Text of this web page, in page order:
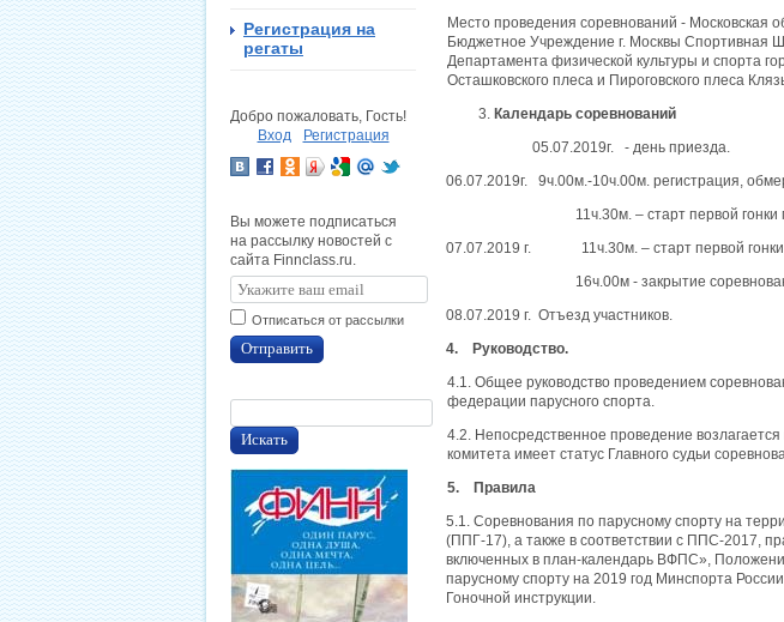
Место проведения соревнований - Московская
Бюджетное Учреждение г. Москвы Спортивная
Департамента физической культуры и спорта
Осташковского плеса и Пироговского плеса
Календарь соревнований
05.07.2019г. - день приезда.
06.07.2019г. 9ч.00м.-10ч.00м. регистрация,
11ч.30м. – старт первой гонки
07.07.2019 г. 11ч.30м. – старт первой гонки
16ч.00м - закрытие
08.07.2019 г. Отъезд участников.
4.
Руководство.
4.1. Общее руководство проведением
федерации парусного спорта.
4.2. Непосредственное проведение
комитета имеет статус Главного судьи
5. Правила
5.1. Соревнования по парусному спорту на
(ППГ-17), а также в соответствии с ППС-2017,
включенных в план-календарь ВФПС»,
парусному спорту на 2019 год Минспорта
Гоночной инструкции.
Регистрация на
регаты
Добро пожаловать, Гость!
Вход
Регистрация
Вы можете подписаться
на рассылку новостей с
сайта Finnclass.ru.
Отписаться от рассылки
Отправить
Искать